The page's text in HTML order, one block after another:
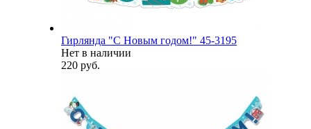
Гирлянда "С Новым годом!" 45-3195
Нет в наличии
220 руб.